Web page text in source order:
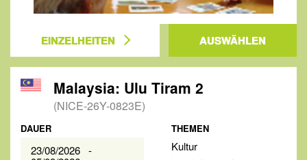
EINZELHEITEN AUSWÄHLEN
Malaysia: Ulu Tiram 2
(NICE-26Y-0823E)
DAUER
23/08/2026 -
THEMEN
Kultur